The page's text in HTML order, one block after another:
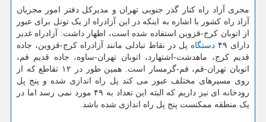
مجری آزاد راه کنار گذر جنوبی تهران و مدیرکل دفتر امور مجریان
آزاد راه کشور با اشاره به اینکه در این آزادراه از یک تونل برای عبور
از اتوبان کرج-قزوین استفاده شده است، اظهار داشت: آزادراه غدیر
دارای ۴۹
دستگاه پل در نقاط تبادلی مانند آزادراه کرج-قزوین، جاده
قدیم کرج، ماهدشت-اشتهارد، اتوبان تهران-ساوه، جاده قدیم قم،
اتوبان تهران-قم، قم-گرمسار است. همین طور در ۱۲ تقاطع که از
روی مسیرهای مختلف عبور می کند پل راه اندازی شده و پنج پل
رودخانه ای نیز داریم که البته این تعداد به ۴۹ مورد نمی رسد اما در
یک منطقه ممکنست پنج پل راه اندازی شده باشد.